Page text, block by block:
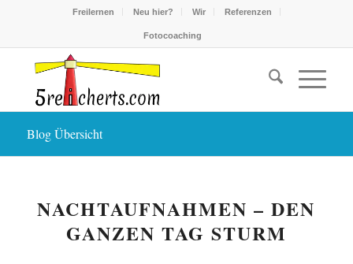
Freilernen Neu hier? Wir Referenzen
Fotocoaching
Blog Übersicht
NACHTAUFNAHMEN – DEN
GANZEN TAG STURM